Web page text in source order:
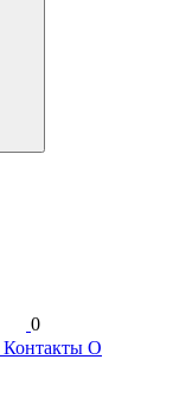
0
Контакты О